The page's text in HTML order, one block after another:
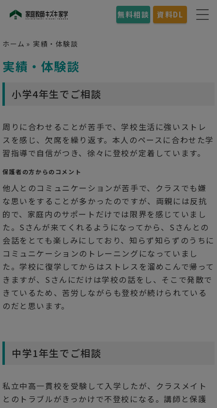
無料相談 資料DL
ホーム » 実績・体験談
実績・体験談
小学4年生でご相談
周りに合わせることが苦手で、学校生活に強いストレ
スを感じ、欠席を繰り返す。本人のペースに合わせた学
習指導で自信がつき、徐々に登校が定着しています。
保護者の方からのコメント
他人とのコミュニケーションが苦手で、クラスでも嫌
な思いをすることが多かったのですが、両親には反抗
的で、家庭内のサポートだけでは限界を感じていまし
た。Sさんが来てくれるようになってから、Sさんとの
会話をとても楽しみにしており、知らず知らずのうちに
コミュニケーションのトレーニングになっていまし
た。学校に復学してからはストレスを溜めこんで帰って
きますが、Sさんにだけは学校の話をし、そこで発散で
きているため、苦労しながらも登校が続けられている
のだと思います。
中学1年生でご相談
私立中高一貫校を受験して入学したが、クラスメイト
とのトラブルがきっかけで不登校になる。講師と保護